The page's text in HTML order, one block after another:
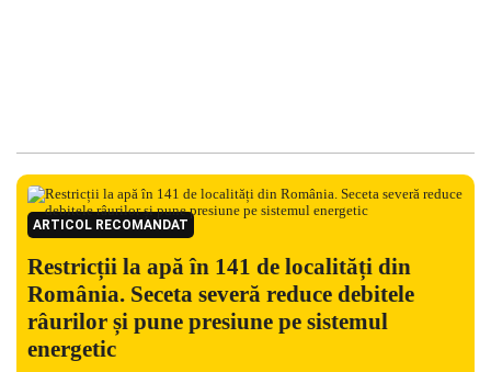
ARTICOL RECOMANDAT
Restricții la apă în 141 de localități din
România. Seceta severă reduce debitele
râurilor și pune presiune pe sistemul
energetic